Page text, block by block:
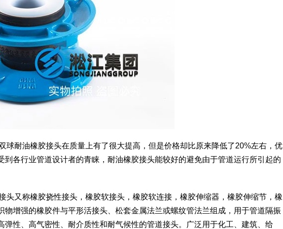
球耐油橡胶接头在质量上有了很大提高，但是价格却比原来降低了20%左右，优
到各行业管道设计者的青睐，耐油橡胶接头能较好的避免由于管道运行所引起的
头又称橡胶挠性接头，橡胶软接头，橡胶软连接，橡胶伸缩器，橡胶伸缩节，橡
物增强的橡胶件与平形活接头、松套金属法兰或螺纹管法兰组成，用于管道隔振
弹性、高气密性、耐介质性和耐气候性的管道接头。广泛用于化工、建筑、给